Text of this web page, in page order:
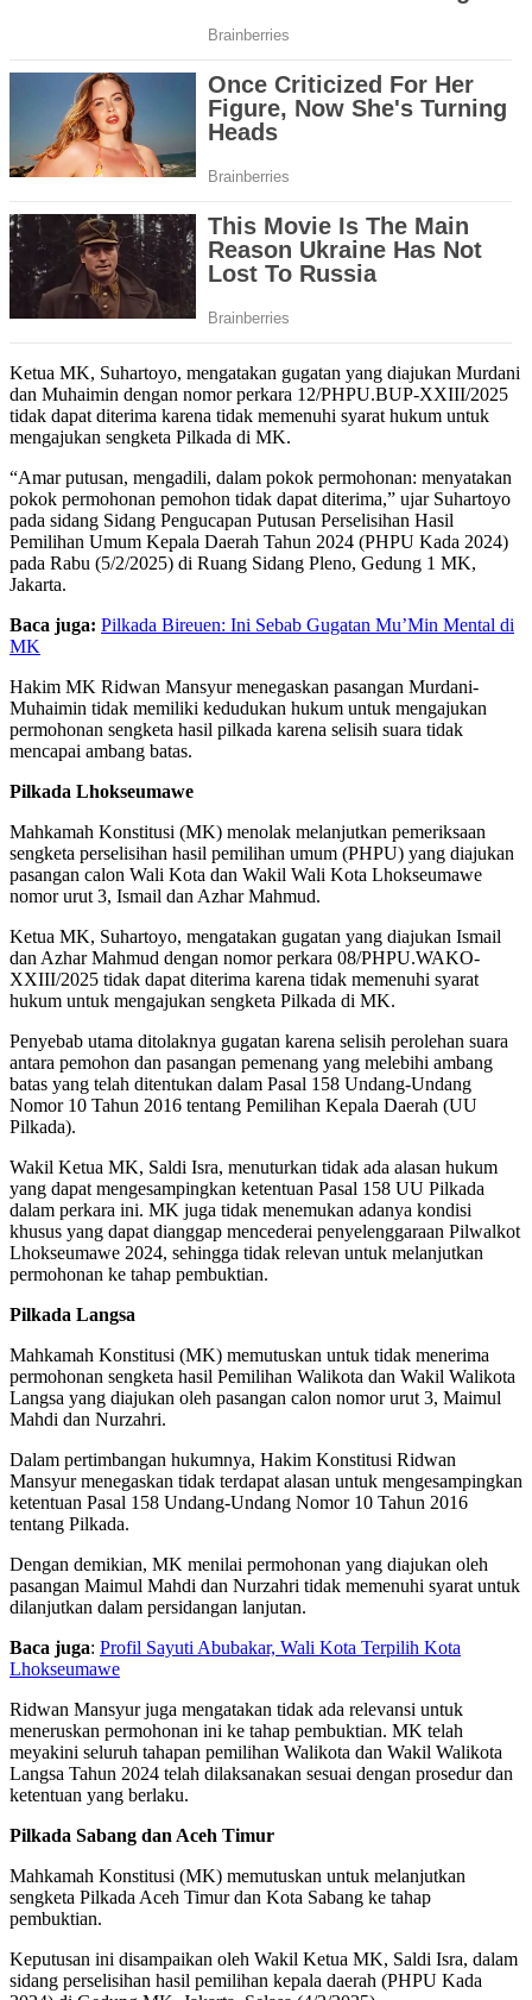
Ketua MK, Suhartoyo, mengatakan gugatan yang diajukan Murdani
dan Muhaimin dengan nomor perkara 12/PHPU.BUP-XXIII/2025
tidak dapat diterima karena tidak memenuhi syarat hukum untuk
mengajukan sengketa Pilkada di MK.
“Amar putusan, mengadili, dalam pokok permohonan: menyatakan
pokok permohonan pemohon tidak dapat diterima,” ujar Suhartoyo
pada sidang Sidang Pengucapan Putusan Perselisihan Hasil
Pemilihan Umum Kepala Daerah Tahun 2024 (PHPU Kada 2024)
pada Rabu (5/2/2025) di Ruang Sidang Pleno, Gedung 1 MK,
Jakarta.
Baca juga: Pilkada Bireuen: Ini Sebab Gugatan Mu’Min Mental di
MK
Hakim MK Ridwan Mansyur menegaskan pasangan Murdani-
Muhaimin tidak memiliki kedudukan hukum untuk mengajukan
permohonan sengketa hasil pilkada karena selisih suara tidak
mencapai ambang batas.
Pilkada Lhokseumawe
Mahkamah Konstitusi (MK) menolak melanjutkan pemeriksaan
sengketa perselisihan hasil pemilihan umum (PHPU) yang diajukan
pasangan calon Wali Kota dan Wakil Wali Kota Lhokseumawe
nomor urut 3, Ismail dan Azhar Mahmud.
Ketua MK, Suhartoyo, mengatakan gugatan yang diajukan Ismail
dan Azhar Mahmud dengan nomor perkara 08/PHPU.WAKO-
XXIII/2025 tidak dapat diterima karena tidak memenuhi syarat
hukum untuk mengajukan sengketa Pilkada di MK.
Penyebab utama ditolaknya gugatan karena selisih perolehan suara
antara pemohon dan pasangan pemenang yang melebihi ambang
batas yang telah ditentukan dalam Pasal 158 Undang-Undang
Nomor 10 Tahun 2016 tentang Pemilihan Kepala Daerah (UU
Pilkada).
Wakil Ketua MK, Saldi Isra, menuturkan tidak ada alasan hukum
yang dapat mengesampingkan ketentuan Pasal 158 UU Pilkada
dalam perkara ini. MK juga tidak menemukan adanya kondisi
khusus yang dapat dianggap mencederai penyelenggaraan Pilwalkot
Lhokseumawe 2024, sehingga tidak relevan untuk melanjutkan
permohonan ke tahap pembuktian.
Pilkada Langsa
Mahkamah Konstitusi (MK) memutuskan untuk tidak menerima
permohonan sengketa hasil Pemilihan Walikota dan Wakil Walikota
Langsa yang diajukan oleh pasangan calon nomor urut 3, Maimul
Mahdi dan Nurzahri.
Dalam pertimbangan hukumnya, Hakim Konstitusi Ridwan
Mansyur menegaskan tidak terdapat alasan untuk mengesampingkan
ketentuan Pasal 158 Undang-Undang Nomor 10 Tahun 2016
tentang Pilkada.
Dengan demikian, MK menilai permohonan yang diajukan oleh
pasangan Maimul Mahdi dan Nurzahri tidak memenuhi syarat untuk
dilanjutkan dalam persidangan lanjutan.
Baca juga: Profil Sayuti Abubakar, Wali Kota Terpilih Kota
Lhokseumawe
Ridwan Mansyur juga mengatakan tidak ada relevansi untuk
meneruskan permohonan ini ke tahap pembuktian. MK telah
meyakini seluruh tahapan pemilihan Walikota dan Wakil Walikota
Langsa Tahun 2024 telah dilaksanakan sesuai dengan prosedur dan
ketentuan yang berlaku.
Pilkada Sabang dan Aceh Timur
Mahkamah Konstitusi (MK) memutuskan untuk melanjutkan
sengketa Pilkada Aceh Timur dan Kota Sabang ke tahap
pembuktian.
Keputusan ini disampaikan oleh Wakil Ketua MK, Saldi Isra, dalam
sidang perselisihan hasil pemilihan kepala daerah (PHPU Kada